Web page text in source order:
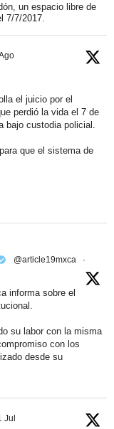
un espacio libre de
7/7/2017.
el juicio por el
perdió la vida el 7 de
bajo custodia policial.
que el sistema de
@article19mxca
·
informa sobre el
su labor con la misma
con los
desde su
Jul